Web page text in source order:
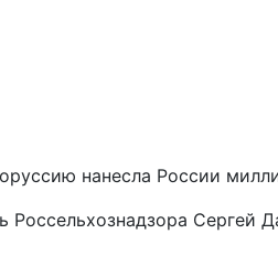
нанесла России
Сергей